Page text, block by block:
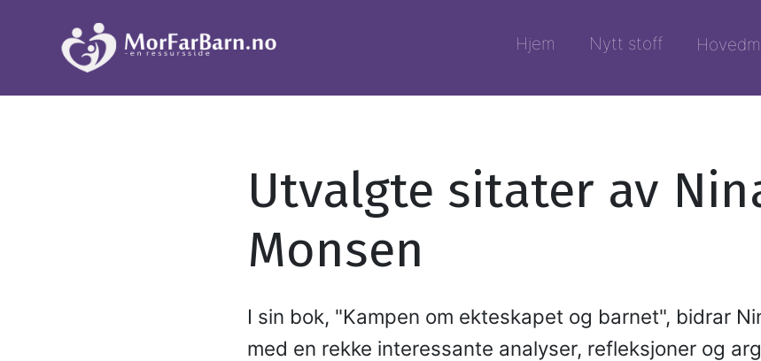
Hjem Nytt stoff
Utvalgte sitater av
Monsen
I sin bok, "Kampen om ekteskapet og barnet", bidrar
med en rekke interessante analyser, refleksjoner og